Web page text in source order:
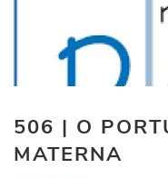
506 | O
MATERNA